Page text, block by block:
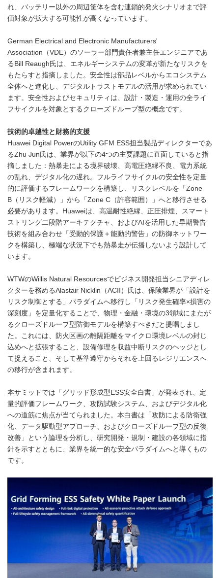
れ、バッテリー以外の周辺筐体を含む連鎖的発火シナリオまで評
価対象が拡大する可能性が高くなっています。
German Electrical and Electronic Manufacturers'
Association（VDE）のソーラー部門責任者兼主任エンジニアであ
るBill Reaugh氏は、エネルギーシステムの変革が新たなリスクを
もたらすと指摘しました。安全性は部品レベルからエコシステム
全体へと進化し、デジタルトラストモデルの活用が求められてい
ます。安全性およびセキュリティは、設計・製造・運用の全ライ
フサイクルを対象とするクローズドループ型の概念です。
技術的卓越性と財務的支援
Huawei Digital PowerのUtility GFM ESS担当製品ディレクターであ
るZhu Jun氏は、業界が以下の4つの主要課題に直面していると指
摘しました：熱暴走による境界破壊、高電圧絶縁不良、電力系統
の乱れ、デジタル化の遅れ。フルライフサイクルの安全性を定量
的に評価するフレームワークを構築し、リスクレベルを「Zone
B（リスク軽減）」から「Zone C（許容範囲）」へと移行させる
必要があります。Huaweiは、高温耐性絶縁、正圧排煙、スマート
ストリング二段階アーキテクチャ、およびAIを活用した早期警告
技術を組み合わせ「受動的保護＋能動的警告」の防御ネットワー
クを構築し、極端な状況下でも熱暴走が伝播しないよう設計して
います。
WTWのWillis Natural Resourcesでビジネス開発担当シニアディレ
クターを務めるAlastair Nicklin（ACII）氏は、保険業界が「設計を
リスク制御とする」パラダイムへ移行し「リスク発生確率×損害の
深刻度」を定量化することで、物理・金融・環境の3領域にまたが
るクローズドループ型防御モデルを構築すべきだと提唱しまし
た。これには、防火区画の離隔距離をマイクロ環境レベルの封じ
込めへと拡張すること、設備修理を収益中断リスクのヘッジとし
て捉えること、そして基準遵守からそれを上回るレジリエンスへ
の移行が含まれます。
本サミットでは「グリッド形成型ESS安全白書」が発表され、定
量的評価フレームワーク、攻防試験システム、およびデジタル化
への道筋に焦点が当てられました。本白書は「攻防による防衛強
化、データ駆動型アプローチ、およびクローズドループ型の反復
改善」という論理を分析し、研究開発・規制・建設の各領域に指
針を示すとともに、業界を統一的な安全パラダイムへと導くもの
です。